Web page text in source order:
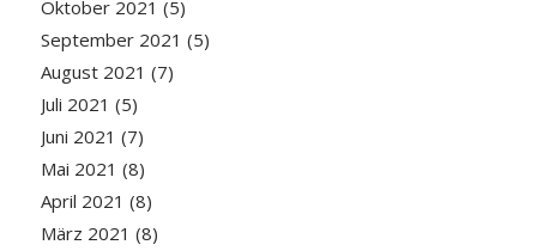
Oktober 2021 (5)
September 2021 (5)
August 2021 (7)
Juli 2021 (5)
Juni 2021 (7)
Mai 2021 (8)
April 2021 (8)
März 2021 (8)